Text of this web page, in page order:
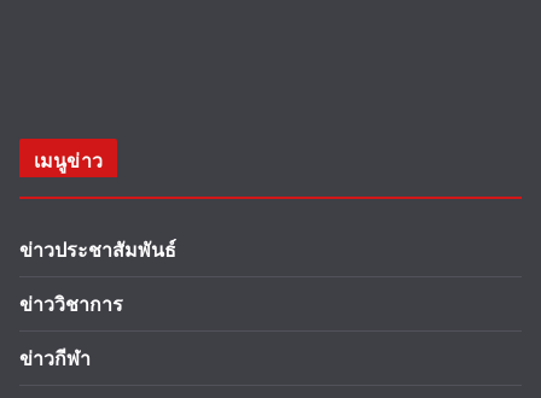
เมนูข่าว
ข่าวประชาสัมพันธ์
ข่าววิชาการ
ข่าวกีฬา